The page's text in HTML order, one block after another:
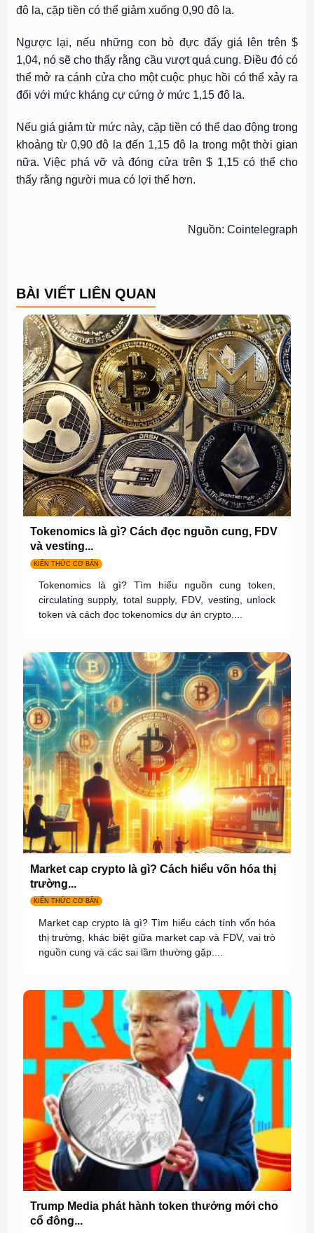
đô la, cặp tiền có thể giảm xuống 0,90 đô la.
Ngược lại, nếu những con bò đực đẩy giá lên trên $
1,04, nó sẽ cho thấy rằng cầu vượt quá cung. Điều đó có
thể mở ra cánh cửa cho một cuộc phục hồi có thể xảy ra
đối với mức kháng cự cứng ở mức 1,15 đô la.
Nếu giá giảm từ mức này, cặp tiền có thể dao động trong
khoảng từ 0,90 đô la đến 1,15 đô la trong một thời gian
nữa. Việc phá vỡ và đóng cửa trên $ 1,15 có thể cho
thấy rằng người mua có lợi thế hơn.
Nguồn: Cointelegraph
BÀI VIẾT LIÊN QUAN
Tokenomics là gì? Cách đọc nguồn cung, FDV
và vesting...
KIẾN THỨC CƠ BẢN
Tokenomics là gì? Tìm hiểu nguồn cung token,
circulating supply, total supply, FDV, vesting, unlock
token và cách đọc tokenomics dự án crypto....
Market cap crypto là gì? Cách hiểu vốn hóa thị
trường...
KIẾN THỨC CƠ BẢN
Market cap crypto là gì? Tìm hiểu cách tính vốn hóa
thị trường, khác biệt giữa market cap và FDV, vai trò
nguồn cung và các sai lầm thường gặp....
Trump Media phát hành token thưởng mới cho
cổ đông...